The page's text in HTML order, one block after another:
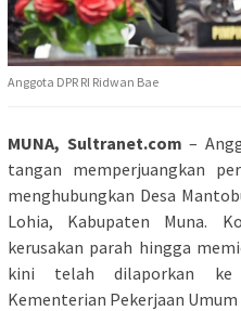
Anggota DPR RI Ridwan Bae
MUNA, Sultranet.com –
tangan memperjuangkan
menghubungkan Desa
Lohia, Kabupaten Muna.
kerusakan parah hingga
kini telah dilaporkan ke
Kementerian Pekerjaan Umum